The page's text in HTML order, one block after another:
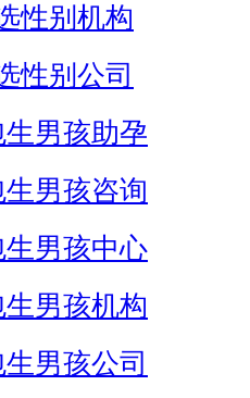
性别机构
性别公司
男孩助孕
男孩咨询
男孩中心
男孩机构
男孩公司